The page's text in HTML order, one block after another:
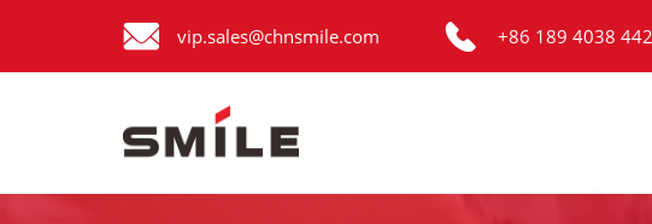
 vip.sales@chnsmile.com  +86 189 4038